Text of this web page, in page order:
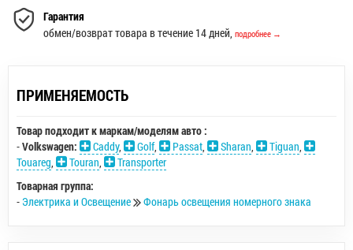
Гарантия
обмен/возврат товара в течение 14 дней, подробнее →
ПРИМЕНЯЕМОСТЬ
Товар подходит к маркам/моделям авто :
-Volkswagen: Caddy, Golf, Passat, Sharan, Tiguan,
Touareg, Touran,
Transporter
Товарная группа:
- Электрика и Освещение Фонарь освещения номерного знака